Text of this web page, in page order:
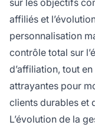
affiliés et
personnalisation
contrôle total sur
d’affiliation, tout
attrayantes pour
clients durables et
L’évolution de la